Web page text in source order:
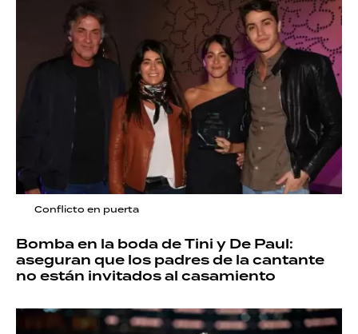
Conflicto en puerta
Bomba en la boda de Tini y De Paul:
aseguran que los padres de la cantante
no están invitados al casamiento